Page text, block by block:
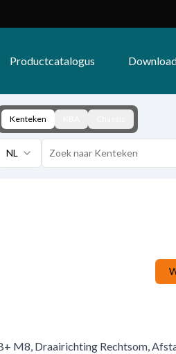
Productcatalogus
Kenteken
NL
M8, Draairichting Rechtsom,